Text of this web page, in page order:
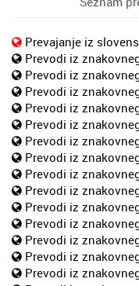
Prevajanje iz
Prevodi iz
Prevodi iz
Prevodi iz
Prevodi iz
Prevodi iz
Prevodi iz
Prevodi iz
Prevodi iz
Prevodi iz
Prevodi iz
Prevodi iz
Prevodi iz
Prevodi iz
Prevodi iz